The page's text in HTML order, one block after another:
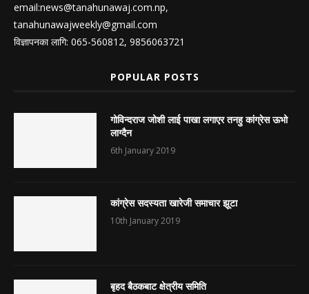
email:news@tanahunawaj.com.np,
tanahunawajweekly@gmail.com
विज्ञापनका लागि: 065-560812, 9856063721
POPULAR POSTS
गोविन्दराज जोशी लाई पाखा लगाएर तनहु कांग्रेस ऊभो
लाग्दैन
6th January 2019
कांग्रेस सदस्यता खारेजी समाचार झूटा
10th January 2019
बृहद बैठकबाट क्षेत्रीय समिति